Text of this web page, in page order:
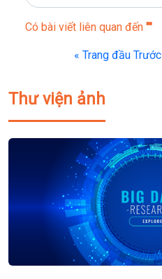
Có bài viết liên quan đến ""
« Trang đầu Trước
Thư viện ảnh